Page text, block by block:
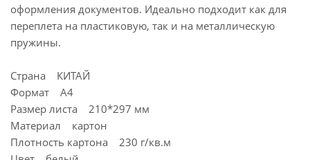
оформления документов. Идеально подходит как для
переплета на пластиковую, так и на металлическую
пружины.
Страна КИТАЙ
Формат A4
Размер листа 210*297 мм
Материал картон
Плотность картона 230 г/кв.м